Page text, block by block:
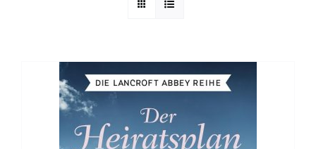
Sophie Berg
Sophia Rauchberg